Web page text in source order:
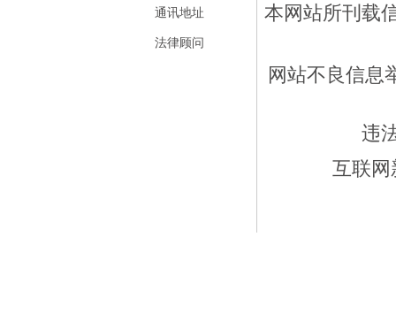
通讯地址
法律顾问
本网站所刊载
网站不良信息
违
互联网